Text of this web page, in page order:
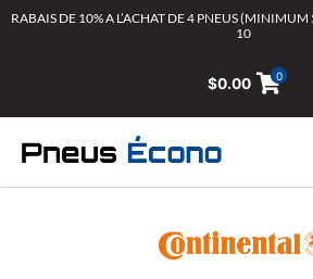
AllerRABAIS DE 10% A L’ACHAT DE 4 PNEUS
10
$0.00 0